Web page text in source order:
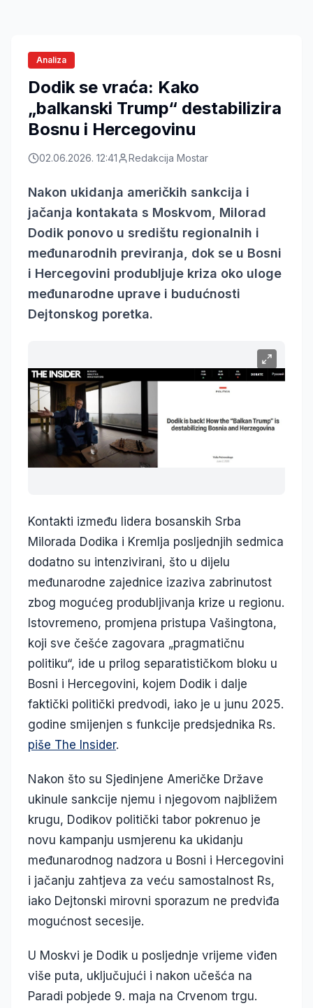
Analiza
Dodik se vraća: Kako
„balkanski Trump“ destabilizira
Bosnu i Hercegovinu
02.06.2026. 12:41 Redakcija Mostar
Nakon ukidanja američkih sankcija i
jačanja kontakata s Moskvom, Milorad
Dodik ponovo u središtu regionalnih i
međunarodnih previranja, dok se u Bosni
i Hercegovini produbljuje kriza oko uloge
međunarodne uprave i budućnosti
Dejtonskog poretka.
Kontakti između lidera bosanskih Srba
Milorada Dodika i Kremlja posljednjih sedmica
dodatno su intenzivirani, što u dijelu
međunarodne zajednice izaziva zabrinutost
zbog mogućeg produbljivanja krize u regionu.
Istovremeno, promjena pristupa Vašingtona,
koji sve češće zagovara „pragmatičnu
politiku“, ide u prilog separatističkom bloku u
Bosni i Hercegovini, kojem Dodik i dalje
faktički politički predvodi, iako je u junu 2025.
godine smijenjen s funkcije predsjednika Rs.
piše The Insider.
Nakon što su Sjedinjene Američke Države
ukinule sankcije njemu i njegovom najbližem
krugu, Dodikov politički tabor pokrenuo je
novu kampanju usmjerenu ka ukidanju
međunarodnog nadzora u Bosni i Hercegovini
i jačanju zahtjeva za veću samostalnost Rs,
iako Dejtonski mirovni sporazum ne predviđa
mogućnost secesije.
U Moskvi je Dodik u posljednje vrijeme viđen
više puta, uključujući i nakon učešća na
Paradi pobjede 9. maja na Crvenom trgu.